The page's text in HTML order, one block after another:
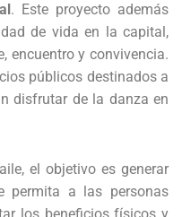
. Este proyecto además
de vida en la capital,
encuentro y convivencia.
públicos destinados a
disfrutar de la danza en
el objetivo es generar
permita a las personas